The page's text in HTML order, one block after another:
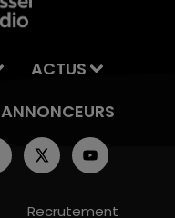
ACTUS
ANNONCEURS
Recrutement